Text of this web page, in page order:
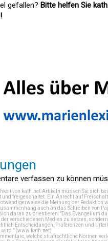
gefallen? Bitte helfen Sie
verfassen zu können
von kath.net-Artikeln müssen Sie sich bei
freigeschaltet. Ein Anrecht auf
die Meinung der Redaktion
auch an das Schreiben von
daran zu orientieren: "Das Evangelium
der verschiedenen Medien zu setzen,
Entscheidungen, Präferenzen und
(www.kath.net)
welche strafrechtliche Normen